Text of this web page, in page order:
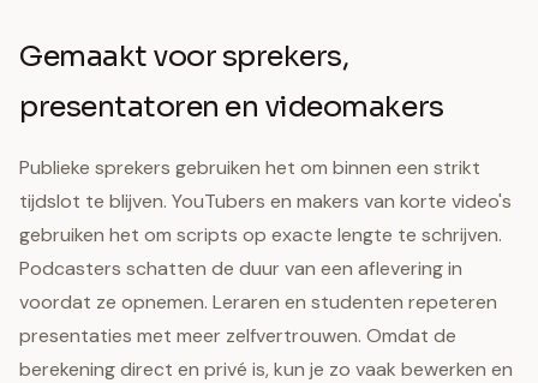
Gemaakt voor sprekers,
presentatoren en videomakers
Publieke sprekers gebruiken het om binnen een strikt
tijdslot te blijven. YouTubers en makers van korte video's
gebruiken het om scripts op exacte lengte te schrijven.
Podcasters schatten de duur van een aflevering in
voordat ze opnemen. Leraren en studenten repeteren
presentaties met meer zelfvertrouwen. Omdat de
berekening direct en privé is, kun je zo vaak bewerken en